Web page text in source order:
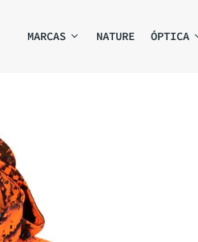
MARCAS NATURE ÓPTICA